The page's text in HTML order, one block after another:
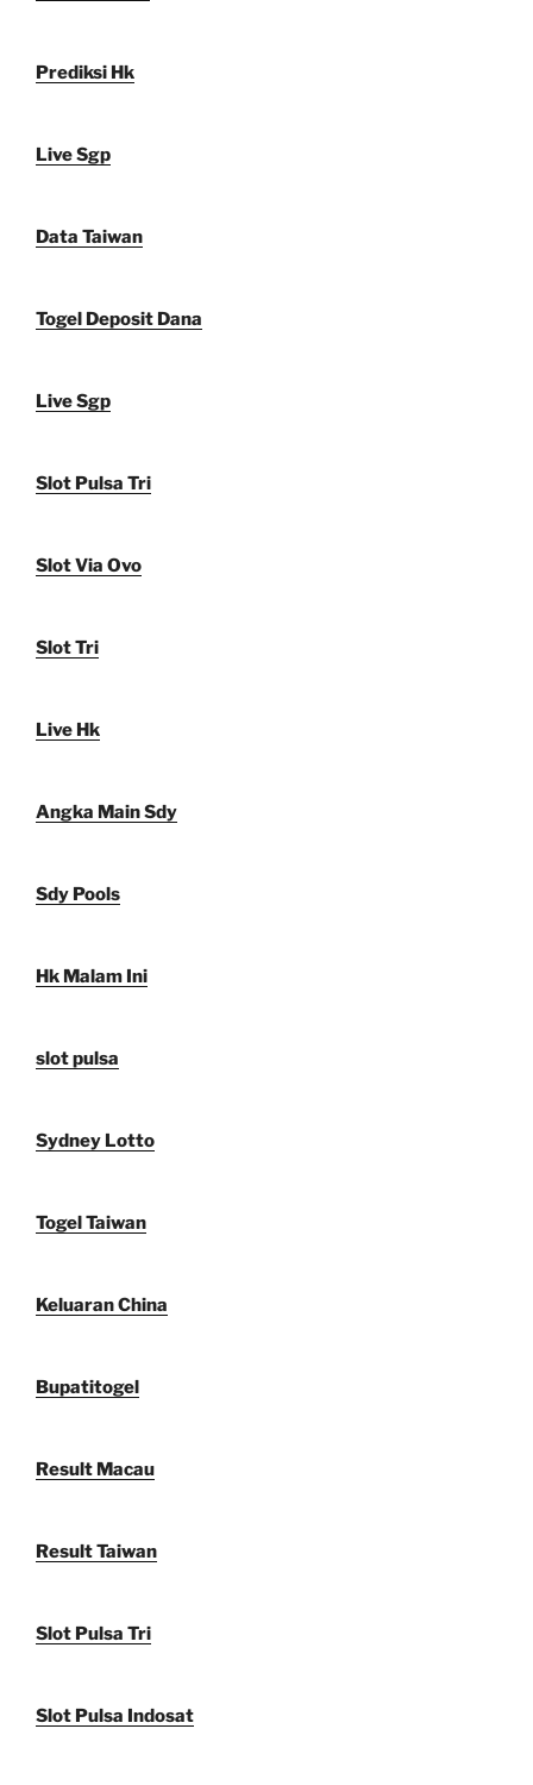
Prediksi Hk
Live Sgp
Data Taiwan
Togel Deposit Dana
Live Sgp
Slot Pulsa Tri
Slot Via Ovo
Slot Tri
Live Hk
Angka Main Sdy
Sdy Pools
Hk Malam Ini
slot pulsa
Sydney Lotto
Togel Taiwan
Keluaran China
Bupatitogel
Result Macau
Result Taiwan
Slot Pulsa Tri
Slot Pulsa Indosat